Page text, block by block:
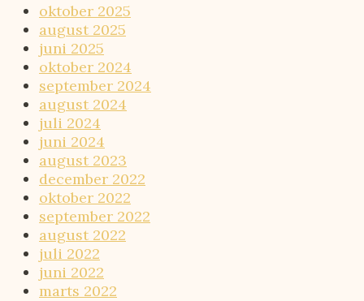
oktober 2025
august 2025
juni 2025
oktober 2024
september 2024
august 2024
juli 2024
juni 2024
august 2023
december 2022
oktober 2022
september 2022
august 2022
juli 2022
juni 2022
marts 2022